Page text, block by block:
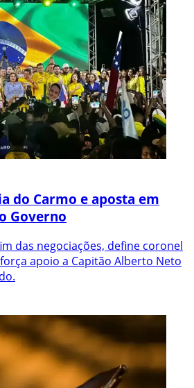
do Carmo e aposta em
Governo
das negociações, define coronel
apoio a Capitão Alberto Neto